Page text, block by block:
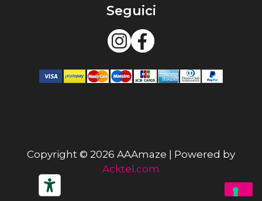
Seguici
Copyright © 2026 AAAmaze | Powered by
Acktel.com